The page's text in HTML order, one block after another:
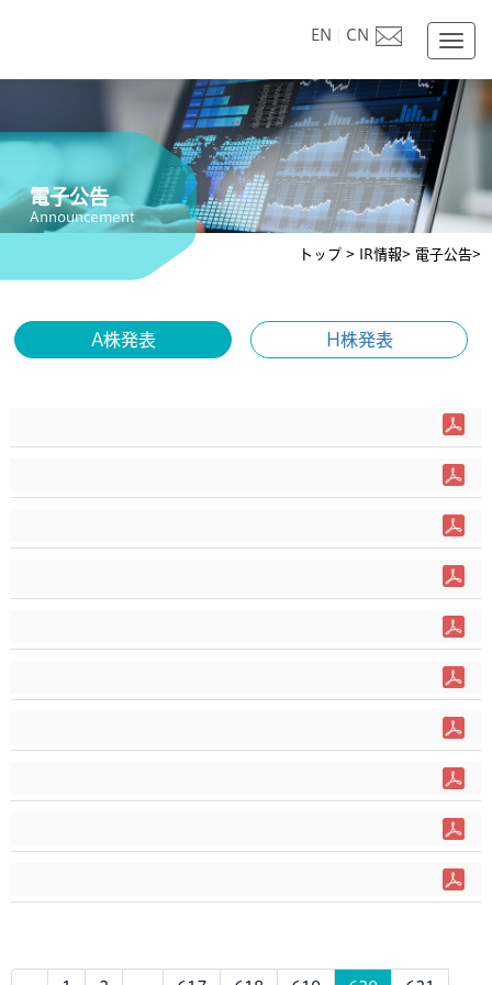
EN CN
電子公告
Announcement
トップ > IR情報> 電子公告>
A株発表 H株発表